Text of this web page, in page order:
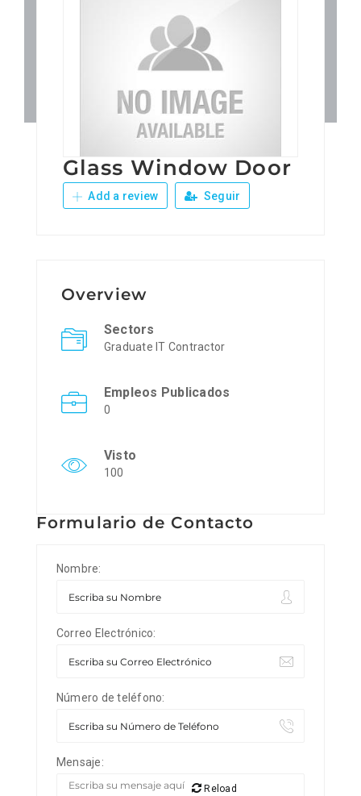
Junta Local Desarrollo
Adiestramientos
Eventos
Glass Window Door
Add a review Seguir
Overview
Sectors
Graduate IT Contractor
Empleos Publicados
0
Visto
100
Formulario de Contacto
Nombre:
Correo Electrónico:
Número de teléfono:
Mensaje:
Reload